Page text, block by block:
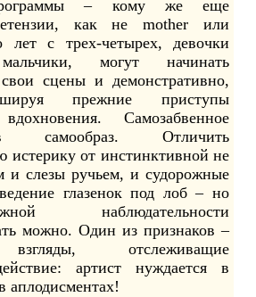
– кому же еще
как не mother или
лет с трех-четырех, девочки
могут начинать
свои сцены и демонстративно,
прежние приступы
Самозабвенное
самообраз. Отличить
истерику от инстинктивной не
и слезы ручьем, и судорожные
глазенок под лоб – но
наблюдательности
можно. Один из признаков –
отслеживащие
артист нуждается в
аплодисментах!